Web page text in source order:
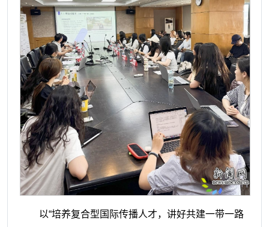
以“培养复合型国际传播人才，讲好共建一带一路